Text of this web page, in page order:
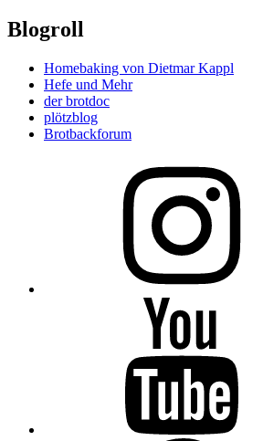
Blogroll
Homebaking von Dietmar Kappl
Hefe und Mehr
der brotdoc
plötzblog
Brotbackforum